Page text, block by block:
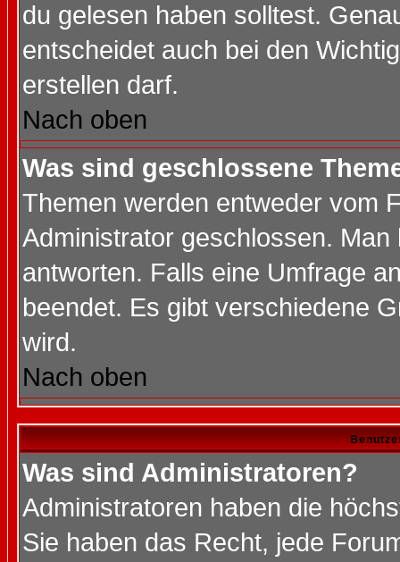
du gelesen haben solltest.
entscheidet auch bei den
erstellen darf.
Nach oben
Was sind geschlossene
Themen werden entweder vom
Administrator geschlossen.
antworten. Falls eine Umfrage
beendet. Es gibt verschiedene
wird.
Nach oben
Was sind Administratoren?
Administratoren haben die
Sie haben das Recht, jede